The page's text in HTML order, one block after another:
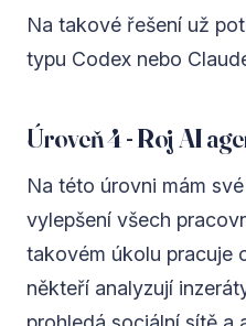
Na takové řešení už
typu Codex nebo
Úroveň 4 - Roj AI
Na této úrovni mám
vylepšení všech
takovém úkolu pracuje
někteří analyzují